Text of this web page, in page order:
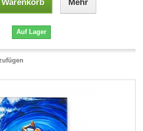
Warenkorb Mehr
Auf Lager